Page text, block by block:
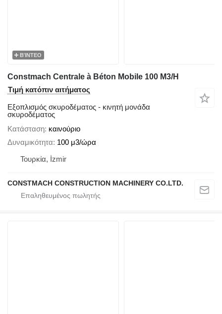
ΒΊΝΤΕΟ
Constmach Centrale à Béton Mobile 100 M3/H
Τιμή κατόπιν αιτήματος
Εξοπλισμός σκυροδέματος - κινητή μονάδα
σκυροδέματος
Κατάσταση καινούριο
Δυναμικότητα 100 μ3/ώρα
Τουρκία, İzmir
CONSTMACH CONSTRUCTION MACHINERY CO.LTD.